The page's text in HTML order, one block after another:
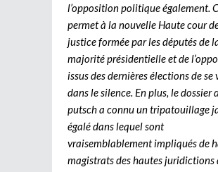
l’opposition politique également.
permet à la nouvelle Haute cour
justice formée par les députés de
majorité présidentielle et de
issus des dernières élections de se
dans le silence. En plus, le dossier
putsch a connu un tripatouillage
égalé dans lequel sont
vraisemblablement impliqués de
magistrats des hautes juridictions